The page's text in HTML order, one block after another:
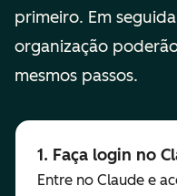
primeiro. Em
organização
mesmos passos.
1. Faça login no
Entre no Claude e